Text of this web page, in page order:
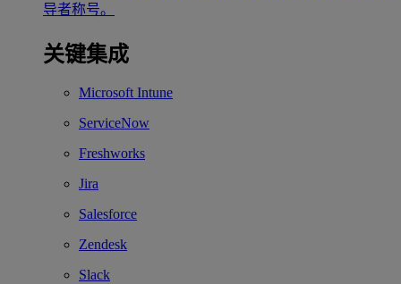
导者称号。
关键集成
Microsoft Intune
ServiceNow
Freshworks
Jira
Salesforce
Zendesk
Slack